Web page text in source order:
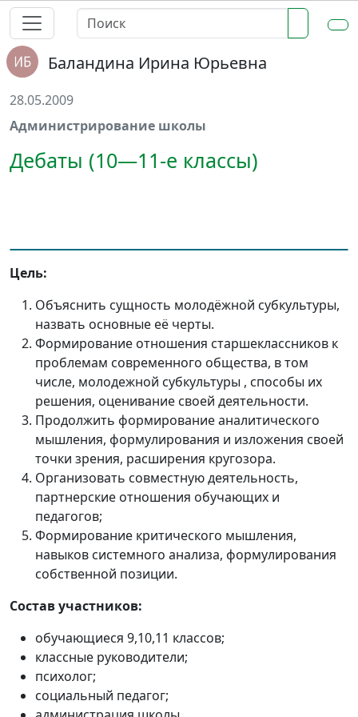
Баландина Ирина Юрьевна
28.05.2009
Администрирование школы
Дебаты (10—11-е классы)
Цель:
Объяснить сущность молодёжной субкультуры,
назвать основные её черты.
Формирование отношения старшеклассников к
проблемам современного общества, в том
числе, молодежной субкультуры , способы их
решения, оценивание своей деятельности.
Продолжить формирование аналитического
мышления, формулирования и изложения своей
точки зрения, расширения кругозора.
Организовать совместную деятельность,
партнерские отношения обучающих и
педагогов;
Формирование критического мышления,
навыков системного анализа, формулирования
собственной позиции.
Состав участников:
обучающиеся 9,10,11 классов;
классные руководители;
психолог;
социальный педагог;